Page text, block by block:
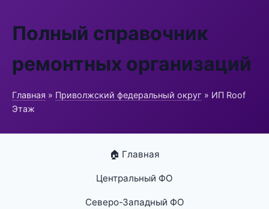
Полный справочник
ремонтных организаций
Главная » Приволжский федеральный округ » ИП Roof
Этаж
🏠 Главная
Центральный ФО
Северо-Западный ФО